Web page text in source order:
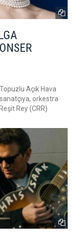
Açık Hava
orkestra
Rey (CRR)